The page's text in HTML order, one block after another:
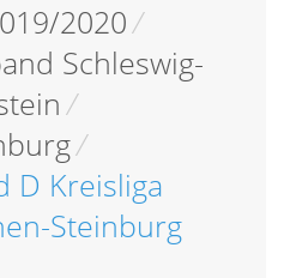
2020/
Schleswig-
/
/
D Kreisliga
Steinburg